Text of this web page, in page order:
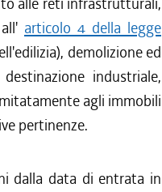
articolo 4 della legge
demolizione ed
industriale,
agli immobili
pertinenze.
dalla data di entrata in